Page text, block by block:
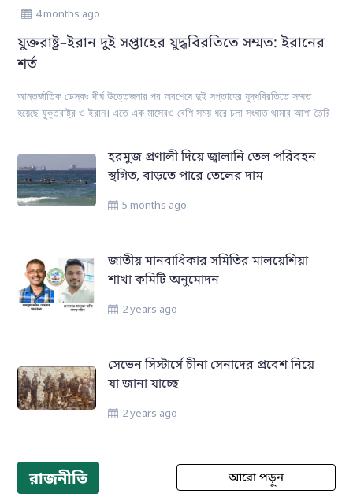
4 months ago
যুক্তরাষ্ট্র–ইরান দুই সপ্তাহের যুদ্ধবিরতিতে সম্মত: ইরানের
শর্ত
আন্তর্জাতিক ডেস্কঃ দীর্ঘ উত্তেজনার পর অবশেষে দুই সপ্তাহের যুদ্ধবিরতিতে সম্মত
হয়েছে যুক্তরাষ্ট্র ও ইরান। এতে এক মাসেরও বেশি সময় ধরে চলা সংঘাত থামার আশা তৈরি
5 months ago
হরমুজ প্রণালী দিয়ে জ্বালানি তেল পরিবহন
স্থগিত, বাড়তে পারে তেলের দাম
2 years ago
জাতীয় মানবাধিকার সমিতির মালয়েশিয়া
শাখা কমিটি অনুমোদন
2 years ago
সেভেন সিস্টার্সে চীনা সেনাদের প্রবেশ নিয়ে
যা জানা যাচ্ছে
রাজনীতি আরো পড়ুন